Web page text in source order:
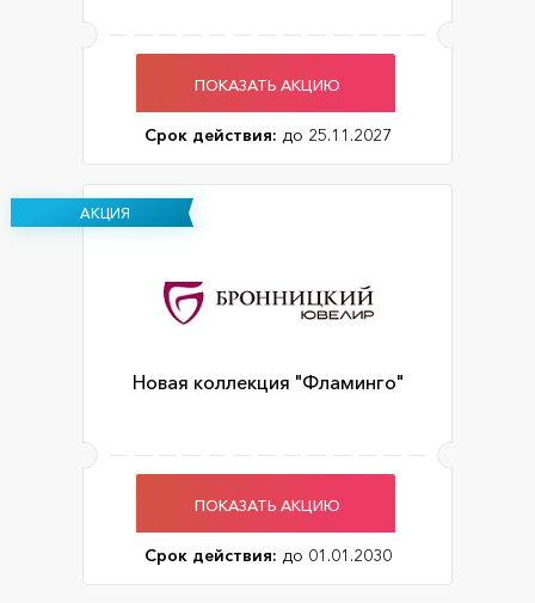
ПОКАЗАТЬ АКЦИЮ
Срок действия: до 25.11.2027
АКЦИЯ
Новая коллекция "Фламинго"
ПОКАЗАТЬ АКЦИЮ
Срок действия: до 01.01.2030